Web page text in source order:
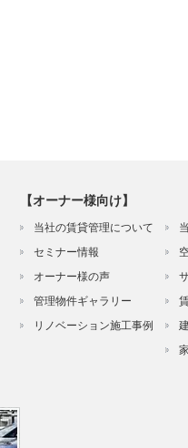
【オーナー様向け】
当社の賃貸管理について
セミナー情報
オーナー様の声
管理物件ギャラリー
リノベーション施工事例